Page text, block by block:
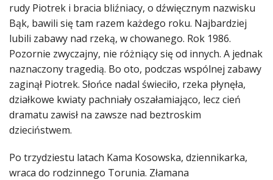
rudy Piotrek i bracia bliźniacy, o dźwięcznym nazwisku
Bąk, bawili się tam razem każdego roku. Najbardziej
lubili zabawy nad rzeką, w chowanego. Rok 1986.
Pozornie zwyczajny, nie różniący się od innych. A jednak
naznaczony tragedią. Bo oto, podczas wspólnej zabawy
zaginął Piotrek. Słońce nadal świeciło, rzeka płynęła,
działkowe kwiaty pachniały oszałamiająco, lecz cień
dramatu zawisł na zawsze nad beztroskim
dzieciństwem.
Po trzydziestu latach Kama Kosowska, dziennikarka,
wraca do rodzinnego Torunia. Złamana